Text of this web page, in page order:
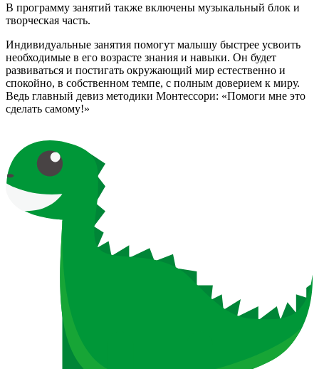
В программу занятий также включены музыкальный блок и
творческая часть.
Индивидуальные занятия помогут малышу быстрее усвоить
необходимые в его возрасте знания и навыки. Он будет
развиваться и постигать окружающий мир естественно и
спокойно, в собственном темпе, с полным доверием к миру.
Ведь главный девиз методики Монтессори: «Помоги мне это
сделать самому!»